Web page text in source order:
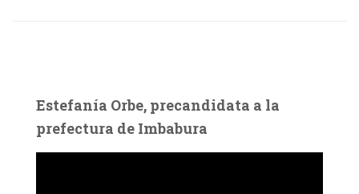
Estefanía Orbe, precandidata a la
prefectura de Imbabura